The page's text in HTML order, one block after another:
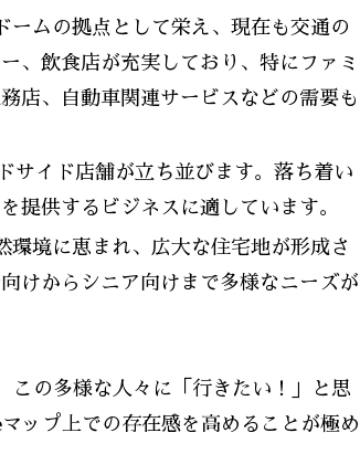
ームの拠点として栄え、現在も交通の
、飲食店が充実しており、特にファミ
店、自動車関連サービスなどの需要も
サイド店舗が立ち並びます。落ち着い
提供するビジネスに適しています。
境に恵まれ、広大な住宅地が形成さ
けからシニア向けまで多様なニーズが
この多様な人々に「行きたい！」と思
ップ上での存在感を高めることが極め